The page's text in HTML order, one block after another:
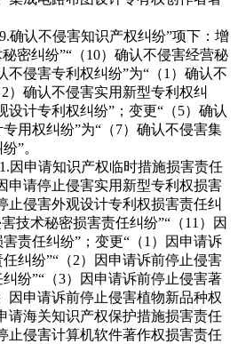
认不侵害知识产权纠纷”项下：增
密纠纷”“（10）确认不侵害经营秘
不侵害专利权纠纷”为“（1）确认不
）确认不侵害实用新型专利权纠
设计专利权纠纷”；变更“（5）确认
用权纠纷”为“（7）确认不侵害集
”。
申请知识产权临时措施损害责任
申请停止侵害实用新型专利权损害
止侵害外观设计专利权损害责任纠
技术秘密损害责任纠纷”“（11）因
责任纠纷”；变更“（1）因申请诉
纠纷”“（2）因申请诉前停止侵害
纷”“（3）因申请诉前停止侵害著
因申请诉前停止侵害植物新品种权
请海关知识产权保护措施损害责任
止侵害计算机软件著作权损害责任